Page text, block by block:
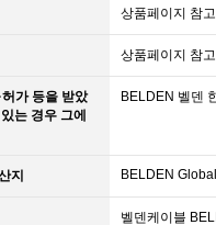
상품페이지 참고
상품페이지 참고
허가 등을 받았
는 경우 그에
BELDEN 벨덴
지 BELDEN Global
벨덴케이블